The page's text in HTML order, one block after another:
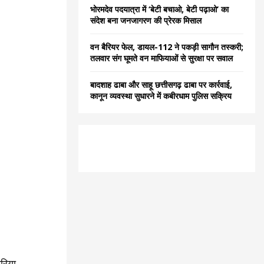
भोरमदेव पदयात्रा में ‘बेटी बचाओ, बेटी पढ़ाओ’ का
संदेश बना जनजागरण की प्रेरक मिसाल
वन बैरियर फेल, डायल-112 ने पकड़ी सागौन तस्करी;
तलवार संग घूमते वन माफियाओं से सुरक्षा पर सवाल
बादशाह ढाबा और साहू छत्तीसगढ़ ढाबा पर कार्रवाई,
कानून व्यवस्था सुधारने में कबीरधाम पुलिस सक्रिय